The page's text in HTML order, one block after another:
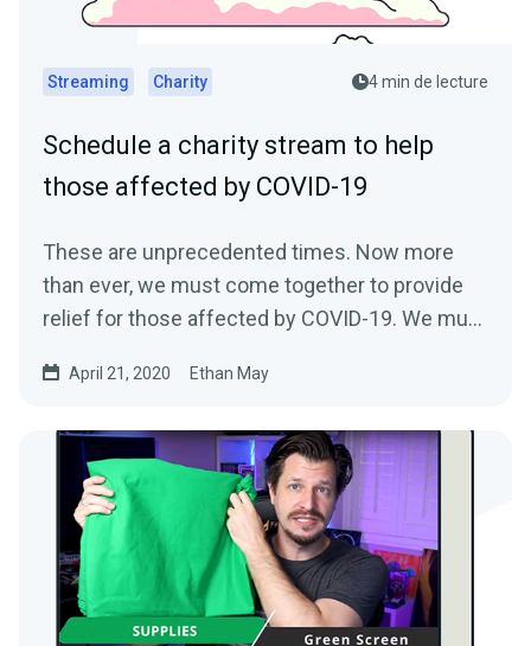
Streaming Charity 4 min de lecture
Schedule a charity stream to help
those affected by COVID-19
These are unprecedented times. Now more
than ever, we must come together to provide
relief for those affected by COVID-19. We must
April 21, 2020 Ethan May